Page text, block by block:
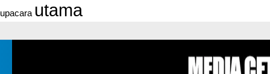
upacara utama